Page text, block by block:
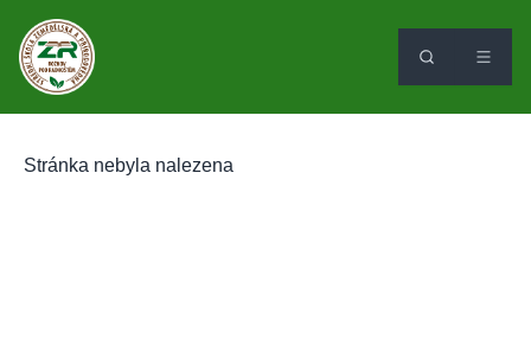
Stránka nebyla nalezena